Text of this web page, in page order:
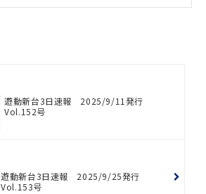
遊動新台3日速報 2025/9/11発行
Vol.152号
遊動新台3日速報 2025/9/25発行
Vol.153号